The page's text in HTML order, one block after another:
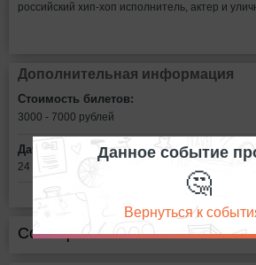
российский хип-хоп исполнитель, актер и
Дополнительная информация
Стоимость билетов:
3000 - 7000 рублей
Дата:
24 октября в 20:00
Сообщить об ошибке
Данное событие
🤔
Вернуться к